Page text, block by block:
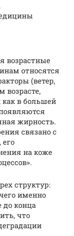
возрастные
относятся
(ветер,
возрасте,
в большей
жирность.
связано с
на коже
структур:
именно
до конца
что